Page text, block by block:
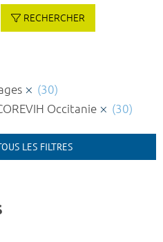
RECHERCHER
(30)
Occitanie
(30)
LES FILTRES